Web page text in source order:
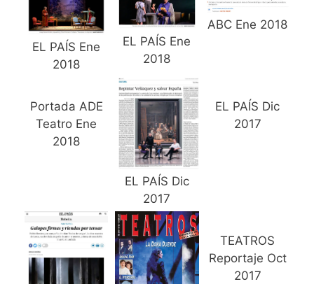
EL PAÍS Ene
2018
EL PAÍS Ene
2018
ABC Ene 2018
Portada ADE
Teatro Ene
2018
EL PAÍS Dic
2017
EL PAÍS Dic
2017
TEATROS
Reportaje Oct
2017